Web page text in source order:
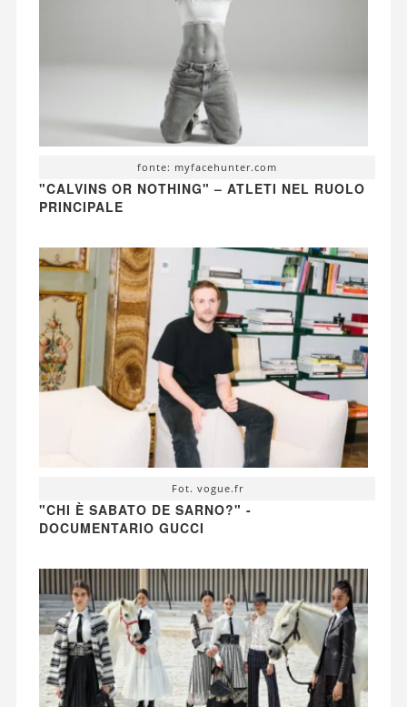
fonte: myfacehunter.com
"CALVINS OR NOTHING" – ATLETI NEL RUOLO
PRINCIPALE
Fot. vogue.fr
"CHI È SABATO DE SARNO?" -
DOCUMENTARIO GUCCI